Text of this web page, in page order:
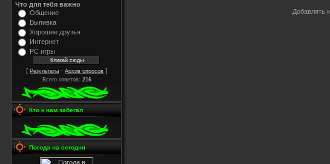
Что для тебя важно
Общение
Выпивка
Хорошие друзья
Интернет
PC игры
[ Результаты · Архив опросов ]
Всего ответов: 216
Кто к нам забегал
Погода на сегодня
Добавлять